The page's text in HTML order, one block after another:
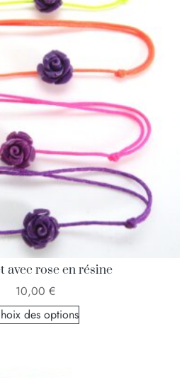
avec rose en résine
10,00 €
des options